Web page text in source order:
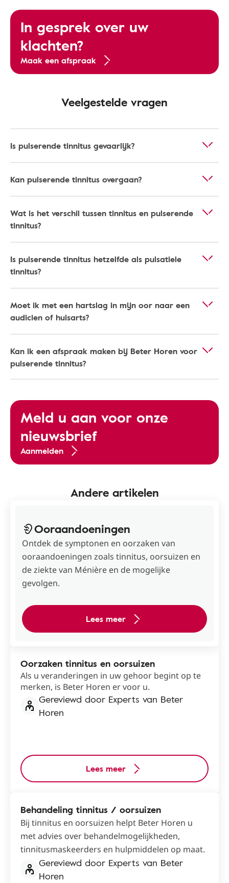
In gesprek over uw
klachten?
Maak een afspraak
Veelgestelde vragen
Is pulserende tinnitus gevaarlijk?
Kan pulserende tinnitus overgaan?
Wat is het verschil tussen tinnitus en pulserende
tinnitus?
Is pulserende tinnitus hetzelfde als pulsatiele
tinnitus?
Moet ik met een hartslag in mijn oor naar een
audicien of huisarts?
Kan ik een afspraak maken bij Beter Horen voor
pulserende tinnitus?
Meld u aan voor onze
nieuwsbrief
Aanmelden
Andere artikelen
Ooraandoeningen
Ontdek de symptonen en oorzaken van
ooraandoeningen zoals tinnitus, oorsuizen en
de ziekte van Ménière en de mogelijke
gevolgen.
Lees meer
Oorzaken tinnitus en oorsuizen
Als u veranderingen in uw gehoor begint op te
merken, is Beter Horen er voor u.
Gereviewd door Experts van Beter
Horen
Lees meer
Behandeling tinnitus / oorsuizen
Bij tinnitus en oorsuizen helpt Beter Horen u
met advies over behandelmogelijkheden,
tinnitusmaskeerders en hulpmiddelen op maat.
Gereviewd door Experts van Beter
Horen